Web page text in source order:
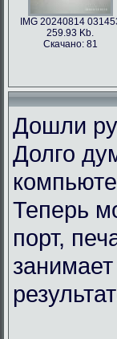
IMG 20240814
259.93 Kb.
Скачано: 81
Дошли
Долго
Теперь
порт,